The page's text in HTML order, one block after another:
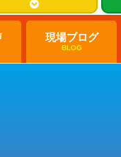
現場ブログ
BLOG